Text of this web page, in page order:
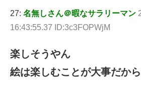
27: 名無しさん＠暇なサラリーマン
16:43:55.37 ID:3c3FOPWjM
楽しそうやん
絵は楽しむことが大事だから